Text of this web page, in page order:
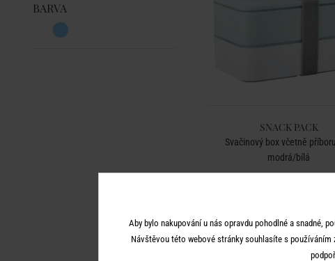
BARVA
SNACK PACK
Svačinový box včetně
modrá/bílá
Aby bylo nakupování u nás opravdu pohodlné a snadné,
Návštěvou této webové stránky souhlasíte s